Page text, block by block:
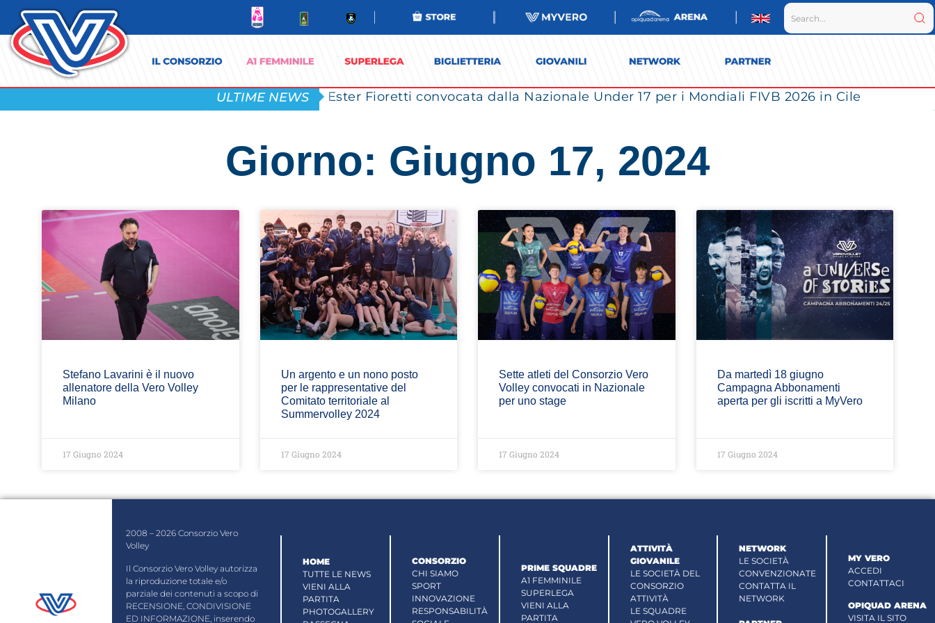
ULTIME NEWS Ester Fioretti convocata dalla Nazionale Under 17 per i Mondiali FIVB 2026 in Cile
Giorno: Giugno 17, 2024
Stefano Lavarini è il nuovo
allenatore della Vero Volley
Milano
17 Giugno 2024
Un argento e un nono posto
per le rappresentative del
Comitato territoriale al
Summervolley 2024
17 Giugno 2024
Sette atleti del Consorzio Vero
Volley convocati in Nazionale
per uno stage
17 Giugno 2024
Da martedì 18 giugno
Campagna Abbonamenti
aperta per gli iscritti a MyVero
17 Giugno 2024
2008 – 2026 Consorzio Vero
Volley
Il Consorzio Vero Volley autorizza
la riproduzione totale e/o
parziale dei contenuti a scopo di
RECENSIONE, CONDIVISIONE
ED INFORMAZIONE, inserendo
HOME
TUTTE LE NEWS
VIENI ALLA
PARTITA
PHOTOGALLERY
CONSORZIO
CHI SIAMO
SPORT
INNOVAZIONE
RESPONSABILITÀ
PRIME SQUADRE
A1 FEMMINILE
SUPERLEGA
VIENI ALLA
PARTITA
ATTIVITÀ
GIOVANILE
LE SOCIETÀ DEL
CONSORZIO
ATTIVITÀ
LE SQUADRE
NETWORK
LE SOCIETÀ
CONVENZIONATE
CONTATTA IL
NETWORK
MY VERO
ACCEDI
CONTATTACI
OPIQUAD ARENA
VISITA IL SITO